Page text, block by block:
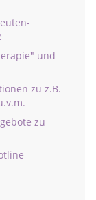
und
zu z.B.
zu